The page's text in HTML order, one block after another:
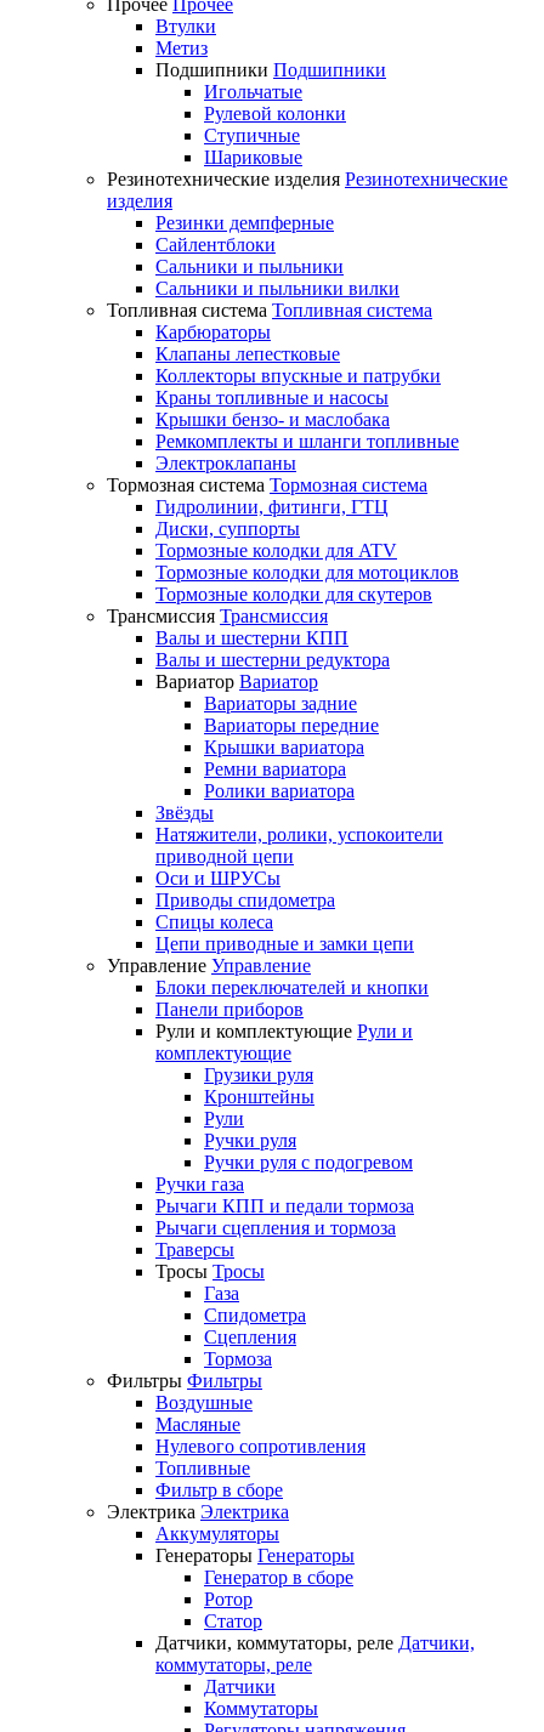
Прочее Прочее
Втулки
Метиз
Подшипники Подшипники
Игольчатые
Рулевой колонки
Ступичные
Шариковые
Резинотехнические изделия Резинотехнические
изделия
Резинки демпферные
Сайлентблоки
Сальники и пыльники
Сальники и пыльники вилки
Топливная система Топливная система
Карбюраторы
Клапаны лепестковые
Коллекторы впускные и патрубки
Краны топливные и насосы
Крышки бензо- и маслобака
Ремкомплекты и шланги топливные
Электроклапаны
Тормозная система Тормозная система
Гидролинии, фитинги, ГТЦ
Диски, суппорты
Тормозные колодки для ATV
Тормозные колодки для мотоциклов
Тормозные колодки для скутеров
Трансмиссия Трансмиссия
Валы и шестерни КПП
Валы и шестерни редуктора
Вариатор Вариатор
Вариаторы задние
Вариаторы передние
Крышки вариатора
Ремни вариатора
Ролики вариатора
Звёзды
Натяжители, ролики, успокоители
приводной цепи
Оси и ШРУСы
Приводы спидометра
Спицы колеса
Цепи приводные и замки цепи
Управление Управление
Блоки переключателей и кнопки
Панели приборов
Рули и комплектующие Рули и
комплектующие
Грузики руля
Кронштейны
Рули
Ручки руля
Ручки руля с подогревом
Ручки газа
Рычаги КПП и педали тормоза
Рычаги сцепления и тормоза
Траверсы
Тросы Тросы
Газа
Спидометра
Сцепления
Тормоза
Фильтры Фильтры
Воздушные
Масляные
Нулевого сопротивления
Топливные
Фильтр в сборе
Электрика Электрика
Аккумуляторы
Генераторы Генераторы
Генератор в сборе
Ротор
Статор
Датчики, коммутаторы, реле Датчики,
коммутаторы, реле
Датчики
Коммутаторы